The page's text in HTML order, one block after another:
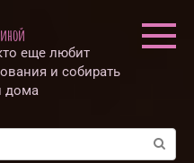
еще любит
и собирать
дома